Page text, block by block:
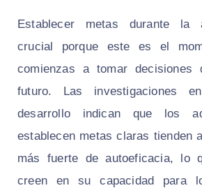
Establecer metas durante la
crucial porque este es el
comienzas a tomar decisiones
futuro. Las investigaciones
desarrollo indican que los
establecen metas claras tienden
más fuerte de autoeficacia, lo
creen en su capacidad para